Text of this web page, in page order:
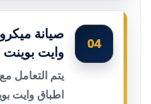
04
صيانة
وايت بوينت
يتم التعامل
اطباق وايت